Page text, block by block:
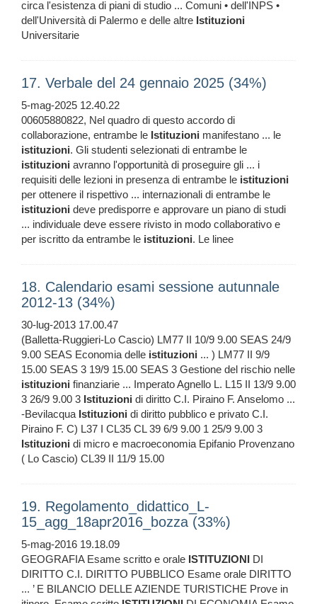
circa l'esistenza di piani di studio ... Comuni • dell'INPS •
dell'Università di Palermo e delle altre Istituzioni
Universitarie
17. Verbale del 24 gennaio 2025 (34%)
5-mag-2025 12.40.22
00605880822, Nel quadro di questo accordo di
collaborazione, entrambe le Istituzioni manifestano ... le
istituzioni. Gli studenti selezionati di entrambe le
istituzioni avranno l'opportunità di proseguire gli ... i
requisiti delle lezioni in presenza di entrambe le istituzioni
per ottenere il rispettivo ... internazionali di entrambe le
istituzioni deve predisporre e approvare un piano di studi
... individuale deve essere rivisto in modo collaborativo e
per iscritto da entrambe le istituzioni. Le linee
18. Calendario esami sessione autunnale
2012-13 (34%)
30-lug-2013 17.00.47
(Balletta-Ruggieri-Lo Cascio) LM77 II 10/9 9.00 SEAS 24/9
9.00 SEAS Economia delle istituzioni ... ) LM77 II 9/9
15.00 SEAS 3 19/9 15.00 SEAS 3 Gestione del rischio nelle
istituzioni finanziarie ... Imperato Agnello L. L15 II 13/9 9.00
3 26/9 9.00 3 Istituzioni di diritto C.I. Piraino F. Anselomo ...
-Bevilacqua Istituzioni di diritto pubblico e privato C.I.
Piraino F. C) L37 I CL35 CL 39 6/9 9.00 1 25/9 9.00 3
Istituzioni di micro e macroeconomia Epifanio Provenzano
( Lo Cascio) CL39 II 11/9 15.00
19. Regolamento_didattico_L-
15_agg_18apr2016_bozza (33%)
5-mag-2016 19.18.09
GEOGRAFIA Esame scritto e orale ISTITUZIONI DI
DIRITTO C.I. DIRITTO PUBBLICO Esame orale DIRITTO
... ’ E BILANCIO DELLE AZIENDE TURISTICHE Prove in